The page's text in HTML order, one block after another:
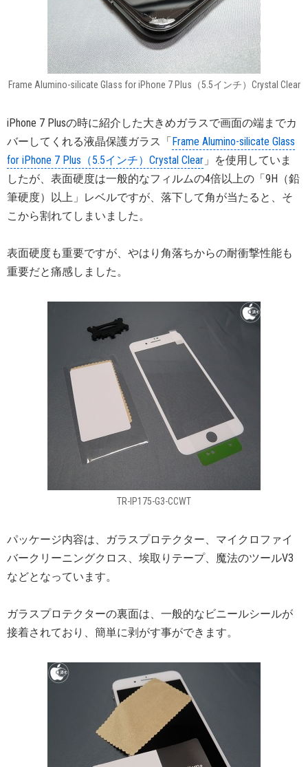
Frame Alumino-silicate Glass for iPhone 7 Plus（5.5インチ）Crystal Clear
iPhone 7 Plusの時に紹介した大きめガラスで画面の端までカ
バーしてくれる液晶保護ガラス「Frame Alumino-silicate Glass
for iPhone 7 Plus（5.5インチ）Crystal Clear 」を使用していま
したが、表面硬度は一般的なフィルムの4倍以上の「9H（鉛
筆硬度）以上」レベルですが、落下して角が当たると、そ
こから割れてしまいました。
表面硬度も重要ですが、やはり角落ちからの耐衝撃性能も
重要だと痛感しました。
TR-IP175-G3-CCWT
パッケージ内容は、ガラスプロテクター、マイクロファイ
バークリーニングクロス、埃取りテープ、魔法のツールV3
などとなっています。
ガラスプロテクターの裏面は、一般的なビニールシールが
接着されており、簡単に剥がす事ができます。